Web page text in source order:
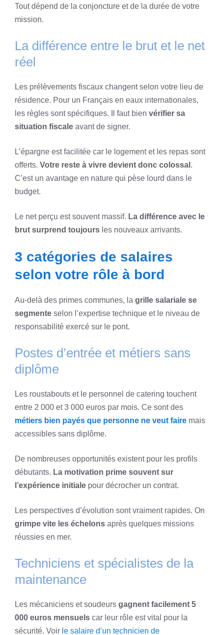
Tout dépend de la conjoncture et de la durée de votre
mission.
La différence entre le brut et le net
réel
Les prélèvements fiscaux changent selon votre lieu de
résidence. Pour un Français en eaux internationales,
les règles sont spécifiques. Il faut bien vérifier sa
situation fiscale avant de signer.
L’épargne est facilitée car le logement et les repas sont
offerts. Votre reste à vivre devient donc colossal .
C’est un avantage en nature qui pèse lourd dans le
budget.
Le net perçu est souvent massif. La différence avec le
brut surprend toujours les nouveaux arrivants.
3 catégories de salaires
selon votre rôle à bord
Au-delà des primes communes, la grille salariale se
segmente selon l’expertise technique et le niveau de
responsabilité exercé sur le pont.
Postes d’entrée et métiers sans
diplôme
Les roustabouts et le personnel de catering touchent
entre 2 000 et 3 000 euros par mois. Ce sont des
métiers bien payés que personne ne veut faire mais
accessibles sans diplôme.
De nombreuses opportunités existent pour les profils
débutants. La motivation prime souvent sur
l’expérience initiale pour décrocher un contrat.
Les perspectives d’évolution sont vraiment rapides. On
grimpe vite les échelons après quelques missions
réussies en mer.
Techniciens et spécialistes de la
maintenance
Les mécaniciens et soudeurs gagnent facilement 5
000 euros mensuels car leur rôle est vital pour la
sécurité. Voir le salaire d’un technicien de